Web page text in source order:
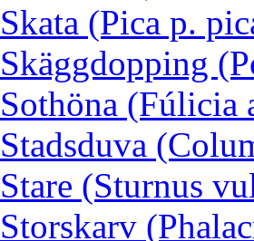
Skata (Pica p.
Skäggdopping
Sothöna (Fúlicia
Stadsduva
Stare (Sturnus
Storskarv